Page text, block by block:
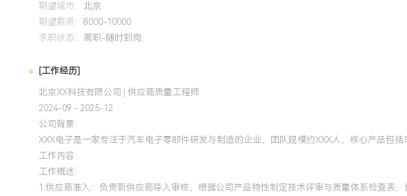
获得该认证后，主导了XXX产品外壳尺寸波动大的质量改进项目。通过系统性的
程，识别并优化了注塑模具的温控参数，将关键尺寸的CPK值从X.XX提升至X.XX，年
成本节省约XXX万元，该项目获评公司年度质量改进一等奖。
期望城市： 北京
期望薪资： 8000-10000
求职状态： 离职-随时到岗
[工作经历]
北京XX科技有限公司 | 供应商质量工程师
2024-09 - 2025-12
公司背景：
XXX电子是一家专注于汽车电子零部件研发与制造的企业，团队规模约XXX人，核心产品包
工作内容：
工作概述：
1.供应商准入：负责新供应商导入审核，根据公司产品特性制定技术评审与质量体系检查表